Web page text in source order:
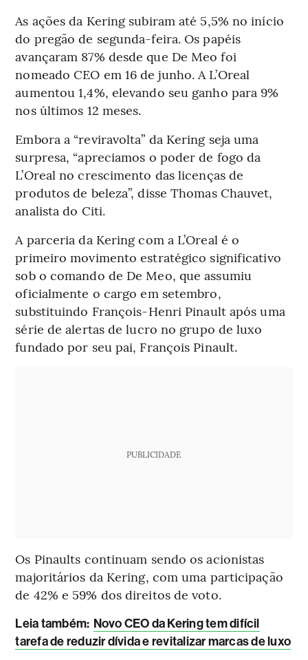
As ações da Kering subiram até 5,5% no início
do pregão de segunda-feira. Os papéis
avançaram 87% desde que De Meo foi
nomeado CEO em 16 de junho. A L’Oreal
aumentou 1,4%, elevando seu ganho para 9%
nos últimos 12 meses.
Embora a “reviravolta” da Kering seja uma
surpresa, “apreciamos o poder de fogo da
L’Oreal no crescimento das licenças de
produtos de beleza”, disse Thomas Chauvet,
analista do Citi.
A parceria da Kering com a L’Oreal é o
primeiro movimento estratégico significativo
sob o comando de De Meo, que assumiu
oficialmente o cargo em setembro,
substituindo François-Henri Pinault após uma
série de alertas de lucro no grupo de luxo
fundado por seu pai, François Pinault.
PUBLICIDADE
Os Pinaults continuam sendo os acionistas
majoritários da Kering, com uma participação
de 42% e 59% dos direitos de voto.
Leia também: Novo CEO da Kering tem difícil
tarefa de reduzir dívida e revitalizar marcas de luxo